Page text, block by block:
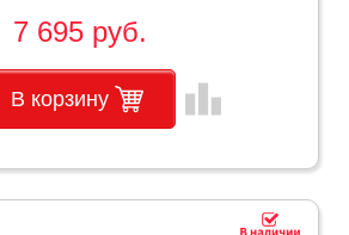
7 695 руб.
В корзину leaderboard